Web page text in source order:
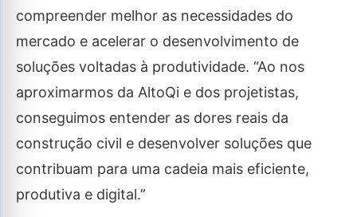
compreender melhor as necessidades do
mercado e acelerar o desenvolvimento de
soluções voltadas à produtividade. “Ao nos
aproximarmos da AltoQi e dos projetistas,
conseguimos entender as dores reais da
construção civil e desenvolver soluções que
contribuam para uma cadeia mais eficiente,
produtiva e digital.”